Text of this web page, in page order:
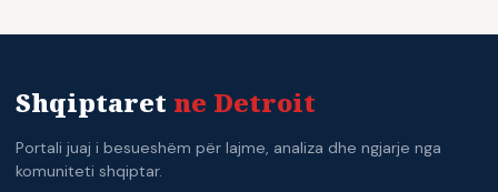
Shqiptaret ne Detroit
Portali juaj i besueshëm për lajme, analiza dhe ngjarje nga
komuniteti shqiptar.